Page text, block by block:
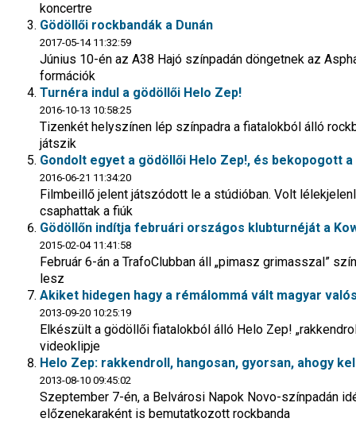
koncertre
Gödöllői rockbandák a Dunán
2017-05-14 11:32:59
Június 10-én az A38 Hajó színpadán döngetnek az
formációk
Turnéra indul a gödöllői Helo Zep!
2016-10-13 10:58:25
Tizenkét helyszínen lép színpadra a fiatalokból álló
játszik
Gondolt egyet a gödöllői Helo Zep!, és bekopogott a
2016-06-21 11:34:20
Filmbeillő jelent játszódott le a stúdióban. Volt
csaphattak a fiúk
Gödöllőn indítja februári országos klubturnéját a
2015-02-04 11:41:58
Február 6-án a TrafoClubban áll „pimasz grimasszal”
lesz
Akiket hidegen hagy a rémálommá vált magyar
2013-09-20 10:25:19
Elkészült a gödöllői fiatalokból álló Helo Zep!
videoklipje
Helo Zep: rakkendroll, hangosan, gyorsan, ahogy
2013-08-10 09:45:02
Szeptember 7-én, a Belvárosi Napok Novo-színpadán
előzenekaraként is bemutatkozott rockbanda